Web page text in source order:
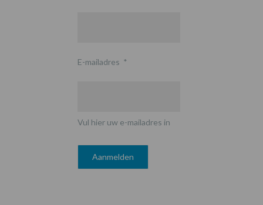
E-mailadres *
Vul hier uw e-mailadres in